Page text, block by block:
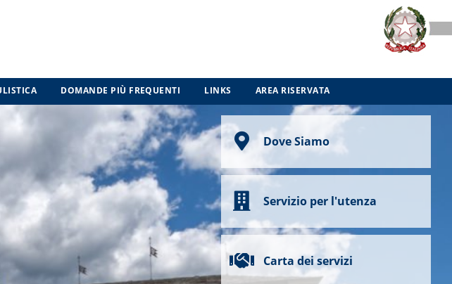
DOMANDE PIÙ FREQUENTI LINKS AREA RISERVATA
Dove Siamo
Servizio per l'utenza
Carta dei servizi